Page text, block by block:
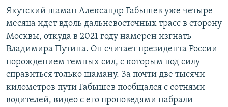
Якутский шаман Александр Габышев уже четыре
месяца идет вдоль дальневосточных трасс в сторону
Москвы, откуда в 2021 году намерен изгнать
Владимира Путина. Он считает президента России
порождением темных сил, с которым под силу
справиться только шаману. За почти две тысячи
километров пути Габышев пообщался с сотнями
водителей, видео с его проповедями набрали